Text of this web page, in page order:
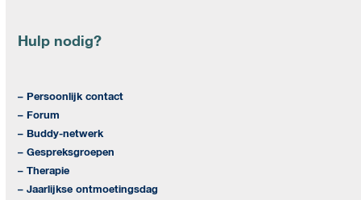
Hulp nodig?
– Persoonlijk contact
– Forum
– Buddy-netwerk
– Gespreksgroepen
– Therapie
– Jaarlijkse ontmoetingsdag